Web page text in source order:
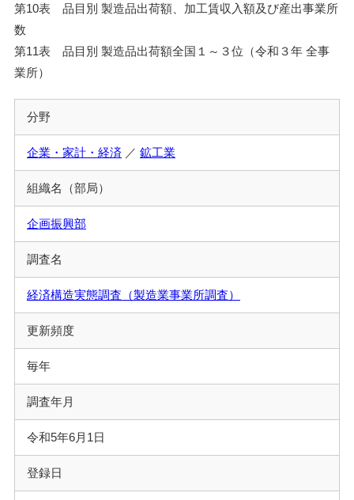
第10表 品目別 製造品出荷額、加工賃収入額及び産出事業所
数
第11表 品目別 製造品出荷額全国１～３位（令和３年 全事
業所）
分野
企業・家計・経済 ／ 鉱工業
組織名（部局）
企画振興部
調査名
経済構造実態調査（製造業事業所調査）
更新頻度
毎年
調査年月
令和5年6月1日
登録日